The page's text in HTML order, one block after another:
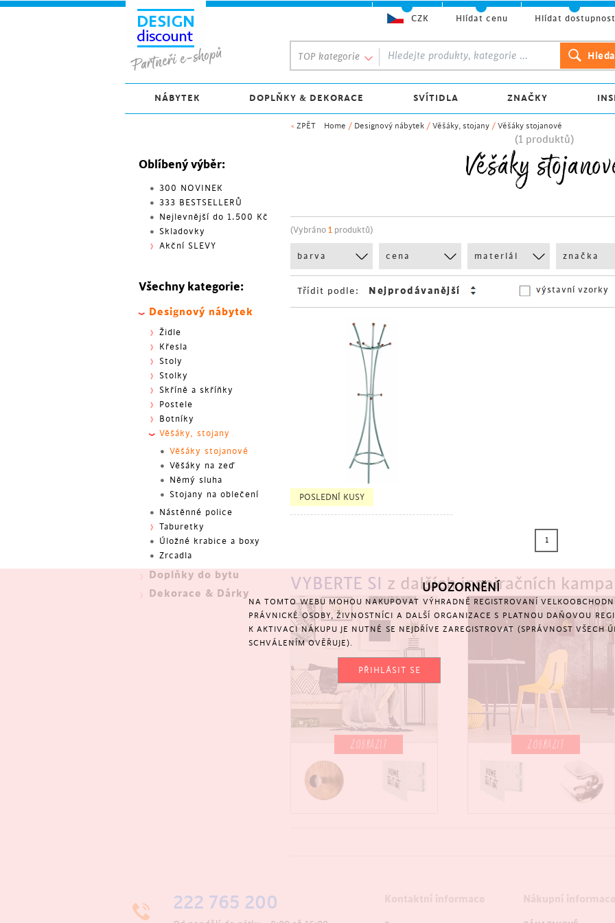
< ZPĚT Home / Designový nábytek / Věšáky, stojany / Věšáky stojanové
(1 produktů)
Věšáky
(Vybráno 1 produktů)
barva cena materiál značka
Třídit podle: výstavní vzorky
POSLEDNÍ KUSY
BESTSELLER
1
VYBERTE SI z dalších inspiračních
ZOBRAZIT ZOBRAZIT
Oblíbený výběr:
300 NOVINEK
333 BESTSELLERŮ
Nejlevnější do 1.500 Kč
Skladovky
Akční SLEVY
Všechny kategorie:
Designový nábytek
Židle
Křesla
Stoly
Stolky
Skříně a skříňky
Postele
Botníky
Věšáky, stojany
Věšáky stojanové
Věšáky na zeď
Němý sluha
Stojany na oblečení
Nástěnné police
Taburetky
Úložné krabice a boxy
Zrcadla
Doplňky do bytu
Dekorace & Dárky
TOP kategorie
NÁBYTEK DOPLŇKY & DEKORACE SVÍTIDLA ZNAČKY
CZK Hlídat cenu Hlídat dostupnost
222 765 200
UPOZORNĚNÍ
NA TOMTO WEBU MOHOU NAKUPOVAT VÝHRADNĚ REGISTROVANÍ
PRÁVNICKÉ OSOBY, ŽIVNOSTNÍCI A DALŠÍ ORGANIZACE S PLATNOU DAŇOVOU
K AKTIVACI NÁKUPU JE NUTNÉ SE NEJDŘÍVE ZAREGISTROVAT (SPRÁVNOST VŠECH
SCHVÁLENÍM OVĚŘUJE).
PŘIHLÁSIT SE